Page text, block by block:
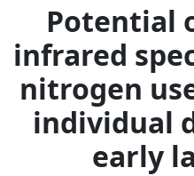
Potential
infrared
nitrogen
individual
early